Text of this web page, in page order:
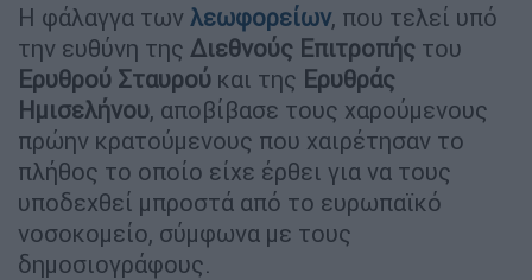
Η φάλαγγα των λεωφορείων, που τελεί υπό
την ευθύνη της Διεθνούς Επιτροπής του
Ερυθρού Σταυρού και της Ερυθράς
Ημισελήνου, αποβίβασε τους χαρούμενους
πρώην κρατούμενους που χαιρέτησαν το
πλήθος το οποίο είχε έρθει για να τους
υποδεχθεί μπροστά από το ευρωπαϊκό
νοσοκομείο, σύμφωνα με τους
δημοσιογράφους.